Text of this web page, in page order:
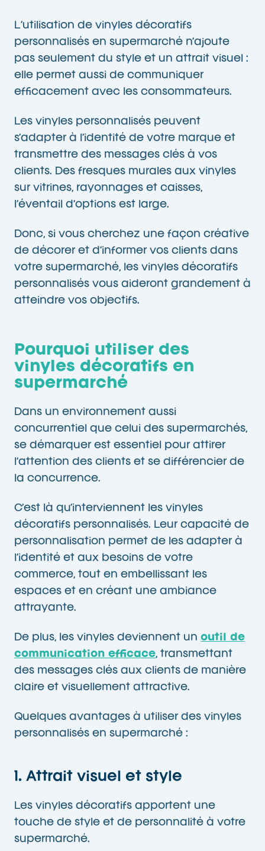
L’utilisation de vinyles décoratifs
personnalisés en supermarché n’ajoute
pas seulement du style et un attrait visuel :
elle permet aussi de communiquer
efficacement avec les consommateurs.
Les vinyles personnalisés peuvent
s’adapter à l’identité de votre marque et
transmettre des messages clés à vos
clients. Des fresques murales aux vinyles
sur vitrines, rayonnages et caisses,
l’éventail d’options est large.
Donc, si vous cherchez une façon créative
de décorer et d’informer vos clients dans
votre supermarché, les vinyles décoratifs
personnalisés vous aideront grandement à
atteindre vos objectifs.
Pourquoi utiliser des
vinyles décoratifs en
supermarché
Dans un environnement aussi
concurrentiel que celui des supermarchés,
se démarquer est essentiel pour attirer
l’attention des clients et se différencier de
la concurrence.
C’est là qu’interviennent les vinyles
décoratifs personnalisés. Leur capacité de
personnalisation permet de les adapter à
l’identité et aux besoins de votre
commerce, tout en embellissant les
espaces et en créant une ambiance
attrayante.
De plus, les vinyles deviennent un outil de
communication efficace, transmettant
des messages clés aux clients de manière
claire et visuellement attractive.
Quelques avantages à utiliser des vinyles
personnalisés en supermarché :
1. Attrait visuel et style
Les vinyles décoratifs apportent une
touche de style et de personnalité à votre
supermarché.